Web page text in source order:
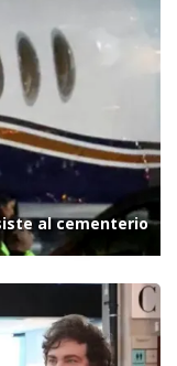
al cementerio